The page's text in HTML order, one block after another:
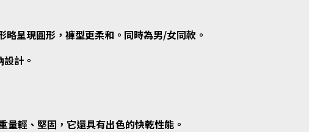
呈現圓形，褲型更柔和。同時為男/女同款。
計。
輕、堅固，它還具有出色的快乾性能。